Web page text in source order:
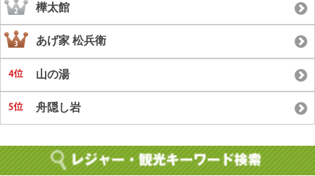
樺太館
あげ家 松兵衛
山の湯
舟隠し岩